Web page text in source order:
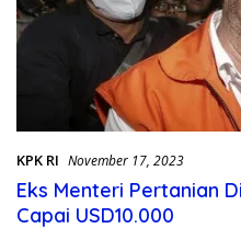
KPK RI November 17, 2023
Eks Menteri Pertanian
Capai USD10.000